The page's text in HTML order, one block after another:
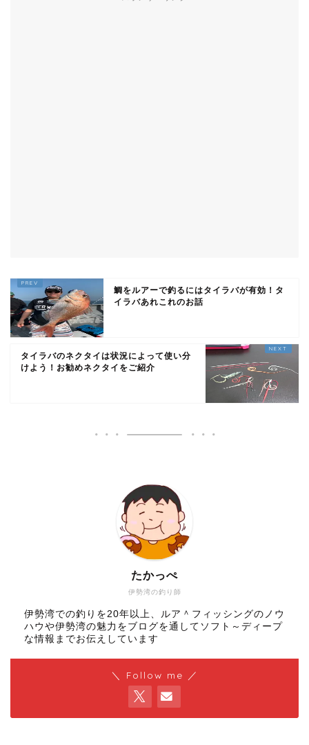
鯛をルアーで釣るにはタイラバが有効！タ
イラバあれこれのお話
タイラバのネクタイは状況によって使い分
けよう！お勧めネクタイをご紹介
伊勢湾の釣り師
たかっぺ
伊勢湾での釣りを20年以上、ルア＾フィッシングのノウ
ハウや伊勢湾の魅力をブログを通してソフト～ディープ
な情報までお伝えしています
＼ Follow me ／